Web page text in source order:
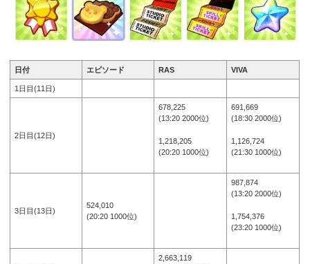
日付 エピソード RAS VIVA
1日目(11日)
2日目(12日)
678,225
(13:20 2000位)
1,218,205
(20:20 1000位)
691,669
(18:30 2000位)
1,126,724
(21:30 1000位)
3日目(13日)
524,010
(20:20 1000位)
987,874
(13:20 2000位)
1,754,376
(23:20 1000位)
2,663,119